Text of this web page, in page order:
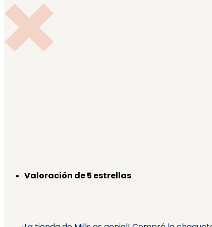
Valoración de 5 estrellas